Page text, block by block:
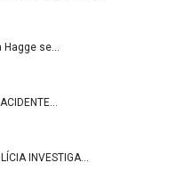
Hagge se…
INVESTIGA…